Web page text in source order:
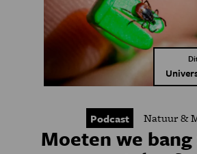
Podcast Natuur &
Moeten we